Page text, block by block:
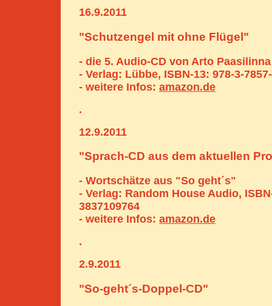
16.9.2011
"Schutzengel mit ohne Flügel"
- die 5. Audio-CD von Arto Paasilinna
- Verlag: Lübbe, ISBN-13: 978-3-
- weitere Infos: amazon.de
.
12.9.2011
"Sprach-CD aus dem aktuellen
- Wortschätze aus "So geht´s"
- Verlag: Random House Audio,
3837109764
- weitere Infos: amazon.de
.
2.9.2011
"So-geht´s-Doppel-CD"